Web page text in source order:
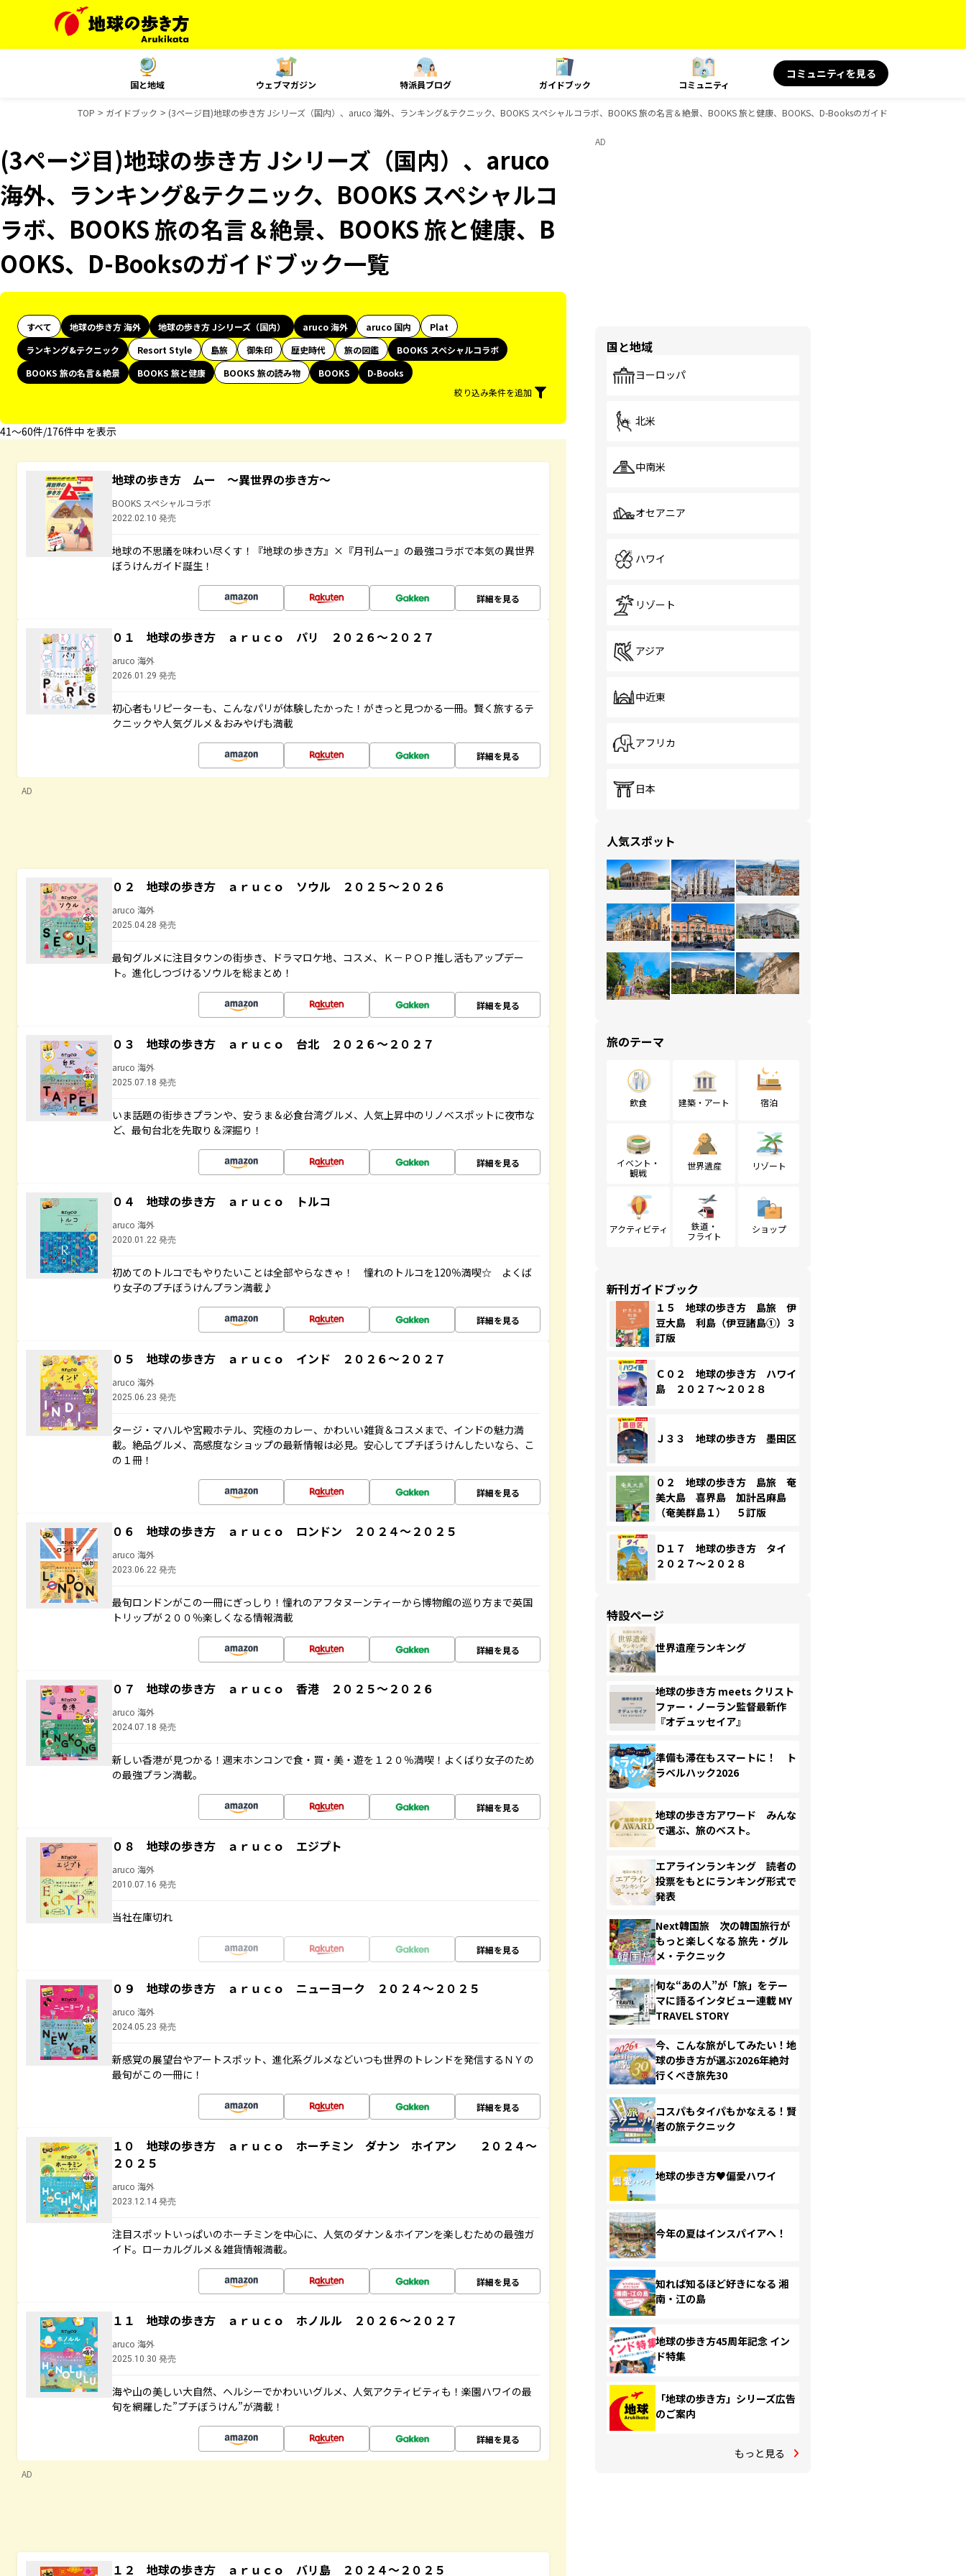
国と地域 ウェブマガジン 特派員ブログ ガイドブック コミュニティ
コミュニティを見る
TOP ガイドブック (3ページ目)地球の歩き方 Jシリーズ（国内）、aruco 海外、ランキング&テクニック、BOOKS スペシャルコラボ、BOOKS 旅の名言＆絶景、BOOKS 旅と健康、BOOKS、D-Booksのガイドブック一覧
(3ページ目)地球の歩き方 Jシリーズ（国内）、aruco
海外、ランキング&テクニック、BOOKS スペシャルコ
ラボ、BOOKS 旅の名言＆絶景、BOOKS 旅と健康、B
OOKS、D-Booksのガイドブック一覧
すべて 地球の歩き方 海外 地球の歩き方 Jシリーズ（国内） aruco 海外 aruco 国内
Plat
ランキング&テクニック
Resort Style 島旅 御朱印 歴史時代 旅の図鑑
BOOKS スペシャルコラボ
BOOKS 旅の名言＆絶景
BOOKS 旅と健康 BOOKS 旅の読み物 BOOKS
D-Books
絞り込み条件を追加
41〜60件/176件中 を表示
地球の歩き方 ムー ～異世界の歩き方～
BOOKS スペシャルコラボ
2022.02.10 発売
地球の不思議を味わい尽くす！『地球の歩き方』×『月刊ムー』の最強コラボで本気の異世界
ぼうけんガイド誕生！
詳細を見る
０１ 地球の歩き方 ａｒｕｃｏ パリ ２０２６～２０２７
aruco 海外
2026.01.29 発売
初心者もリピーターも、こんなパリが体験したかった！がきっと見つかる一冊。賢く旅するテ
クニックや人気グルメ＆おみやげも満載
詳細を見る
AD
０２ 地球の歩き方 ａｒｕｃｏ ソウル ２０２５～２０２６
aruco 海外
2025.04.28 発売
最旬グルメに注目タウンの街歩き、ドラマロケ地、コスメ、Ｋ－ＰＯＰ推し活もアップデー
ト。進化しつづけるソウルを総まとめ！
詳細を見る
０３ 地球の歩き方 ａｒｕｃｏ 台北 ２０２６～２０２７
aruco 海外
2025.07.18 発売
いま話題の街歩きプランや、安うま＆必食台湾グルメ、人気上昇中のリノベスポットに夜市な
ど、最旬台北を先取り＆深掘り！
詳細を見る
０４ 地球の歩き方 ａｒｕｃｏ トルコ
aruco 海外
2020.01.22 発売
初めてのトルコでもやりたいことは全部やらなきゃ！ 憧れのトルコを120％満喫☆ よくば
り女子のプチぼうけんプラン満載♪
詳細を見る
０５ 地球の歩き方 ａｒｕｃｏ インド ２０２６～２０２７
aruco 海外
2025.06.23 発売
タージ・マハルや宮殿ホテル、究極のカレー、かわいい雑貨＆コスメまで、インドの魅力満
載。絶品グルメ、高感度なショップの最新情報は必見。安心してプチぼうけんしたいなら、こ
の１冊！
詳細を見る
０６ 地球の歩き方 ａｒｕｃｏ ロンドン ２０２４～２０２５
aruco 海外
2023.06.22 発売
最旬ロンドンがこの一冊にぎっしり！憧れのアフタヌーンティーから博物館の巡り方まで英国
トリップが２００％楽しくなる情報満載
詳細を見る
０７ 地球の歩き方 ａｒｕｃｏ 香港 ２０２５～２０２６
aruco 海外
2024.07.18 発売
新しい香港が見つかる！週末ホンコンで食・買・美・遊を１２０％満喫！よくばり女子のため
の最強プラン満載。
詳細を見る
０８ 地球の歩き方 ａｒｕｃｏ エジプト
aruco 海外
2010.07.16 発売
当社在庫切れ
詳細を見る
０９ 地球の歩き方 ａｒｕｃｏ ニューヨーク ２０２４～２０２５
aruco 海外
2024.05.23 発売
新感覚の展望台やアートスポット、進化系グルメなどいつも世界のトレンドを発信するＮＹの
最旬がこの一冊に！
詳細を見る
１０ 地球の歩き方 ａｒｕｃｏ ホーチミン ダナン ホイアン ２０２４～
２０２５
aruco 海外
2023.12.14 発売
注目スポットいっぱいのホーチミンを中心に、人気のダナン＆ホイアンを楽しむための最強ガ
イド。ローカルグルメ＆雑貨情報満載。
詳細を見る
１１ 地球の歩き方 ａｒｕｃｏ ホノルル ２０２６～２０２７
aruco 海外
2025.10.30 発売
海や山の美しい大自然、ヘルシーでかわいいグルメ、人気アクティビティも！楽園ハワイの最
旬を網羅した”プチぼうけん”が満載！
詳細を見る
AD
１２ 地球の歩き方 ａｒｕｃｏ バリ島 ２０２４～２０２５
AD
国と地域
ヨーロッパ
北米
中南米
オセアニア
ハワイ
リゾート
アジア
中近東
アフリカ
日本
人気スポット
旅のテーマ
飲食 建築・アート 宿泊
イベント・
観戦
世界遺産 リゾート
アクティビティ
鉄道・
フライト
ショップ
新刊ガイドブック
１５ 地球の歩き方 島旅 伊
豆大島 利島（伊豆諸島①）３
訂版
Ｃ０２ 地球の歩き方 ハワイ
島 ２０２７～２０２８
Ｊ３３ 地球の歩き方 墨田区
０２ 地球の歩き方 島旅 奄
美大島 喜界島 加計呂麻島
（奄美群島１） ５訂版
Ｄ１７ 地球の歩き方 タイ
２０２７～２０２８
特設ページ
世界遺産ランキング
地球の歩き方 meets クリスト
ファー・ノーラン監督最新作
『オデュッセイア』
準備も滞在もスマートに！ ト
ラベルハック2026
地球の歩き方アワード みんな
で選ぶ、旅のベスト。
エアラインランキング 読者の
投票をもとにランキング形式で
発表
Next韓国旅 次の韓国旅行が
もっと楽しくなる 旅先・グル
メ・テクニック
旬な“あの人”が「旅」をテー
マに語るインタビュー連載 MY
TRAVEL STORY
今、こんな旅がしてみたい！地
球の歩き方が選ぶ2026年絶対
行くべき旅先30
コスパもタイパもかなえる！賢
者の旅テクニック
地球の歩き方♥偏愛ハワイ
今年の夏はインスパイアへ！
知れば知るほど好きになる 湘
南・江の島
地球の歩き方45周年記念 イン
ド特集
「地球の歩き方」シリーズ広告
のご案内
もっと見る